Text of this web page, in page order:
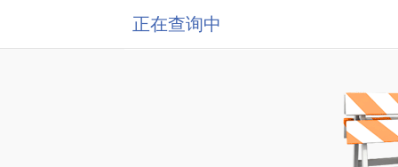
正在查询中